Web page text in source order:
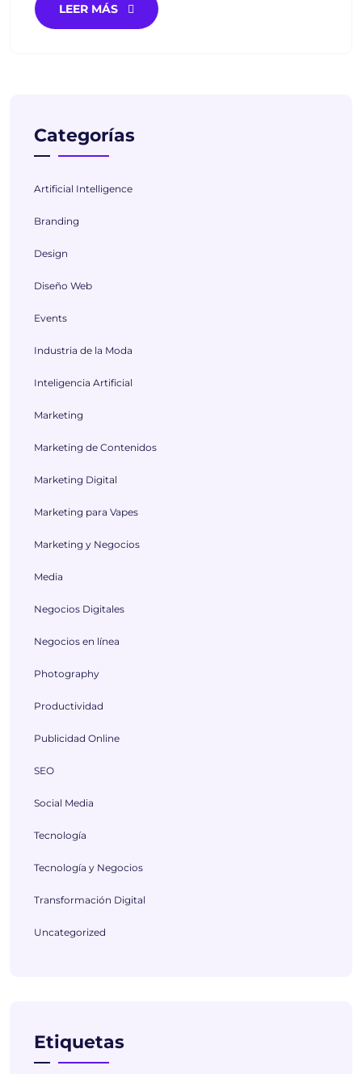
LEER MÁS
Categorías
Artificial Intelligence
Branding
Design
Diseño Web
Events
Industria de la Moda
Inteligencia Artificial
Marketing
Marketing de Contenidos
Marketing Digital
Marketing para Vapes
Marketing y Negocios
Media
Negocios Digitales
Negocios en línea
Photography
Productividad
Publicidad Online
SEO
Social Media
Tecnología
Tecnología y Negocios
Transformación Digital
Uncategorized
Etiquetas